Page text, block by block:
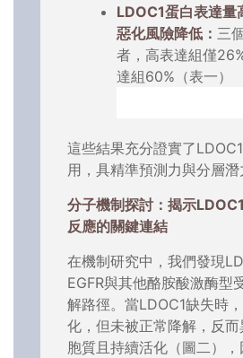
LDOC1蛋白表達量
惡化風險降低： 三
者，高表達組僅
達組60%（表一）
這些結果充分證實了
用，具精準預測力與分層潛
分子機制探討：揭示
反應的關鍵連結
在機制研究中，我們發現
EGFR與其他酪胺酸激酶型
解路徑。當LDOC1缺失時
化，但未被正常降解，反
胞質且持續活化（圖二），